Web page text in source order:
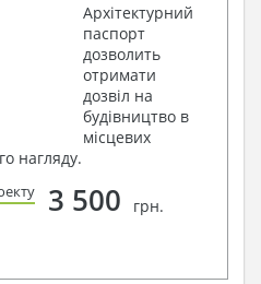
Архітектурний
паспорт
дозволить
отримати
дозвіл на
будівництво в
місцевих
нагляду.
3 500 грн.